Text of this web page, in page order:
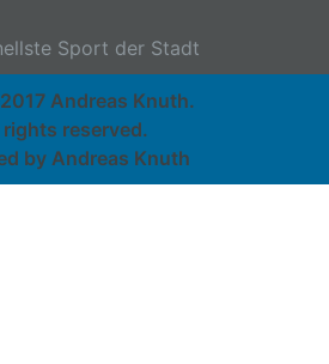
Sport der Stadt
Andreas Knuth.
reserved.
by Andreas Knuth